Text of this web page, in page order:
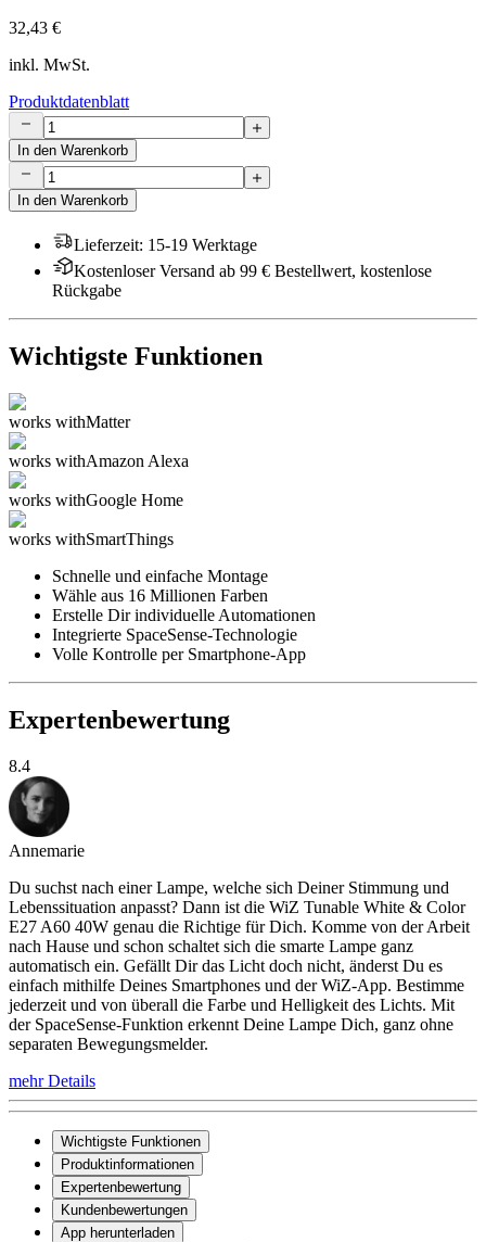
32,43 €
inkl. MwSt.
Produktdatenblatt
In den Warenkorb
In den Warenkorb
Lieferzeit: 15-19 Werktage
Kostenloser Versand ab 99 € Bestellwert, kostenlose
Rückgabe
Wichtigste Funktionen
works withMatter
works withAmazon Alexa
works withGoogle Home
works withSmartThings
Schnelle und einfache Montage
Wähle aus 16 Millionen Farben
Erstelle Dir individuelle Automationen
Integrierte SpaceSense-Technologie
Volle Kontrolle per Smartphone-App
Expertenbewertung
8.4
Annemarie
Du suchst nach einer Lampe, welche sich Deiner Stimmung und
Lebenssituation anpasst? Dann ist die WiZ Tunable White & Color
E27 A60 40W genau die Richtige für Dich. Komme von der Arbeit
nach Hause und schon schaltet sich die smarte Lampe ganz
automatisch ein. Gefällt Dir das Licht doch nicht, änderst Du es
einfach mithilfe Deines Smartphones und der WiZ-App. Bestimme
jederzeit und von überall die Farbe und Helligkeit des Lichts. Mit
der SpaceSense-Funktion erkennt Deine Lampe Dich, ganz ohne
separaten Bewegungsmelder.
mehr Details
Wichtigste Funktionen
Produktinformationen
Expertenbewertung
Kundenbewertungen
App herunterladen